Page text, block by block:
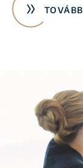
TOVÁBB